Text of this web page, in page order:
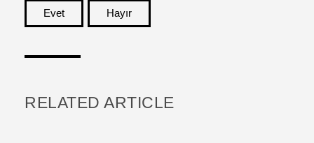
Evet
Hayır
RELATED ARTICLE